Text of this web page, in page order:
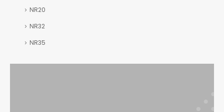
NR20
NR32
NR35